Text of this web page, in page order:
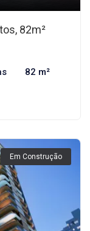
82m²
82 m²
Em Construção